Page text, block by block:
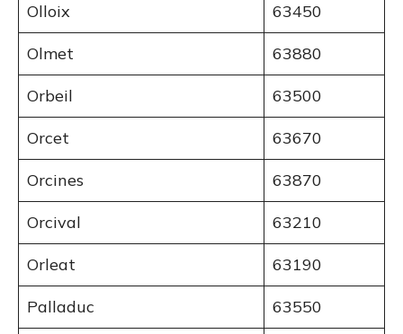
Olloix 63450
Olmet 63880
Orbeil 63500
Orcet 63670
Orcines 63870
Orcival 63210
Orleat 63190
Palladuc 63550